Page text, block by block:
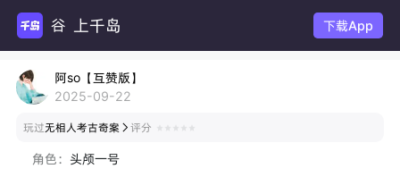
上千岛 下载App
阿so【互赞版】
2025-09-22
玩过无相人考古奇案  评分
角色： 头颅一号